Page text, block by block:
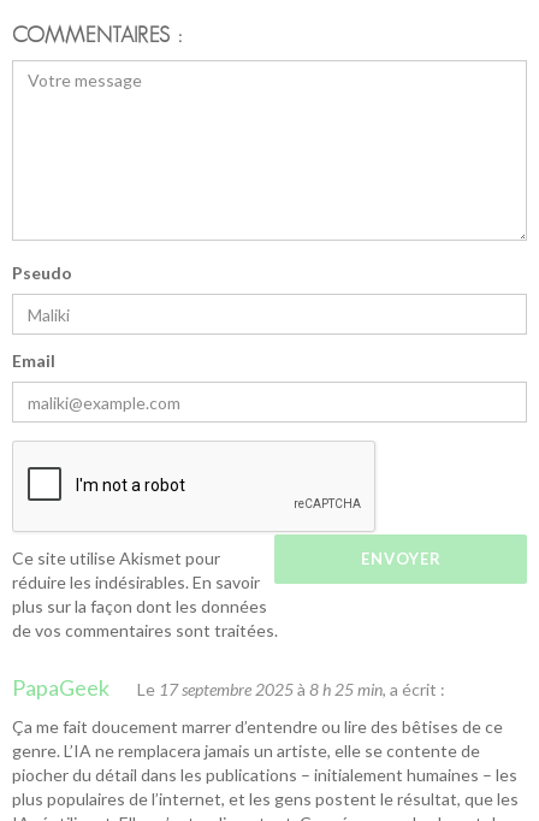
COMMENTAIRES :
Pseudo
Email
Ce site utilise Akismet pour
réduire les indésirables. En savoir
plus sur la façon dont les données
de vos commentaires sont traitées.
PapaGeek Le 17 septembre 2025à 8 h 25 min, a écrit :
Ça me fait doucement marrer d’entendre ou lire des bêtises de ce
genre. L’IA ne remplacera jamais un artiste, elle se contente de
piocher du détail dans les publications – initialement humaines – les
plus populaires de l’internet, et les gens postent le résultat, que les